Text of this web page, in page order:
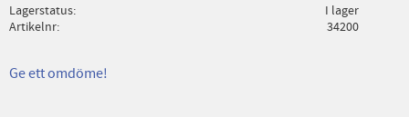
Lagerstatus
I lager
Artikelnr
34200
Ge ett omdöme!